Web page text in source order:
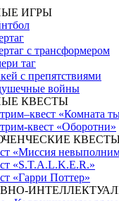
ИГРЫ
с трансформером
таг
с препятствиями
войны
КВЕСТЫ
«Комната
квест «Оборотни»
«Миссия
«S.T.A.L.K.E.R.»
«Гарри Поттер»